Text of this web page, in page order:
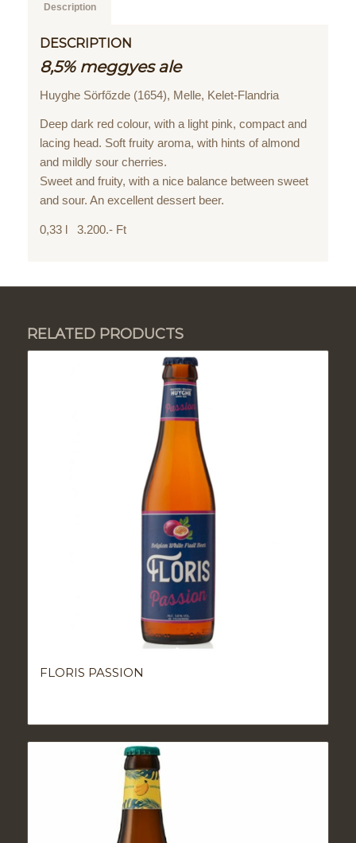
Description
DESCRIPTION
8,5% meggyes ale
Huyghe Sörfőzde (1654), Melle, Kelet-Flandria
Deep dark red colour, with a light pink, compact and
lacing head. Soft fruity aroma, with hints of almond
and mildly sour cherries.
Sweet and fruity, with a nice balance between sweet
and sour. An excellent dessert beer.
0,33 l 3.200.- Ft
RELATED PRODUCTS
FLORIS PASSION